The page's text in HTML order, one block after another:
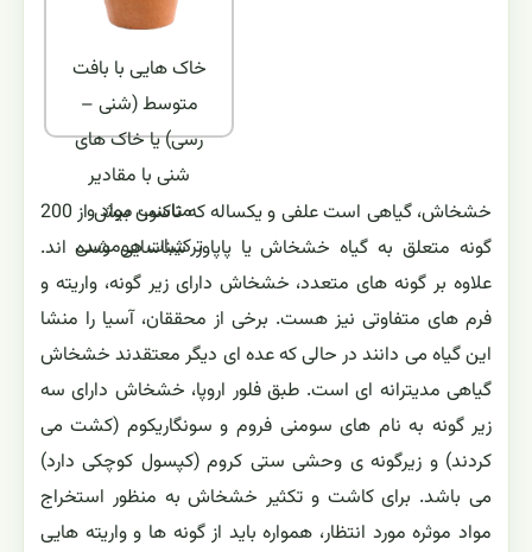
خاک هایی با بافت
متوسط (شنی –
رسی) یا خاک های
شنی با مقادیر
مناسب مواد و
ترکیبات هوموسی
خشخاش، گیاهی است علفی و یکساله که تاکنون بیش از 200
گونه متعلق به گیاه خشخاش یا پاپاور شناسایی شده اند.
علاوه بر گونه های متعدد، خشخاش دارای زیر گونه، واریته و
فرم های متفاوتی نیز هست. برخی از محققان، آسیا را منشا
این گیاه می دانند در حالی که عده ای دیگر معتقدند خشخاش
گیاهی مدیترانه ای است. طبق فلور اروپا، خشخاش دارای سه
زیر گونه به نام های سومنی فروم و سونگاریکوم (کشت می
کردند) و زیرگونه ی وحشی ستی کروم (کپسول کوچکی دارد)
می باشد. برای کاشت و تکثیر خشخاش به منظور استخراج
مواد موثره مورد انتظار، همواره باید از گونه ها و واریته هایی